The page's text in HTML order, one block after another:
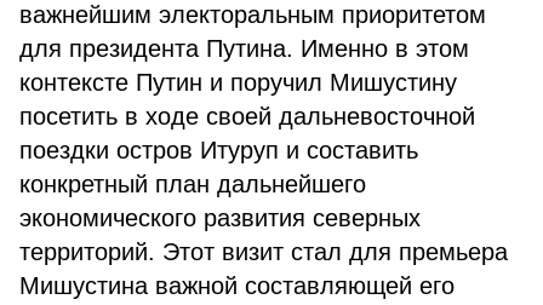
важнейшим электоральным приоритетом
для президента Путина. Именно в этом
контексте Путин и поручил Мишустину
посетить в ходе своей дальневосточной
поездки остров Итуруп и составить
конкретный план дальнейшего
экономического развития северных
территорий. Этот визит стал для премьера
Мишустина важной составляющей его